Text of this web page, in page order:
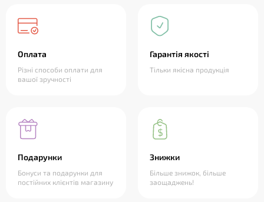
Оплата
Різні способи оплати для
вашої зручності
Гарантія якості
Тільки якісна продукція
Подарунки
Бонуси та подарунки для
постійних клієнтів магазину
Знижки
Більше знижок, більше
заощаджень!